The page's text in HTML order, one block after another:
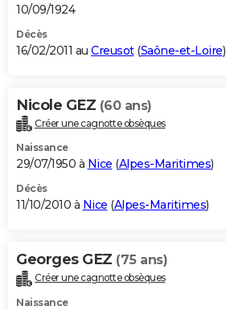
10/09/1924
Décès
16/02/2011 au Creusot(Saône-et-Loire)
Nicole GEZ (60 ans)
Créer une cagnotte obsèques
Naissance
29/07/1950 à Nice (Alpes-Maritimes)
Décès
11/10/2010 à Nice (Alpes-Maritimes)
Georges GEZ (75 ans)
Créer une cagnotte obsèques
Naissance